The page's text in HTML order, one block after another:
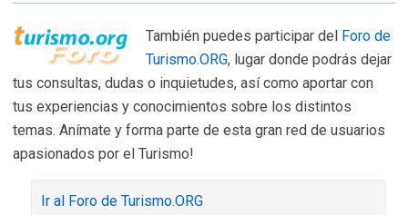
También puedes participar del Foro de
Turismo.ORG, lugar donde podrás dejar
tus consultas, dudas o inquietudes, así como aportar con
tus experiencias y conocimientos sobre los distintos
temas. Anímate y forma parte de esta gran red de usuarios
apasionados por el Turismo!
Ir al Foro de Turismo.ORG